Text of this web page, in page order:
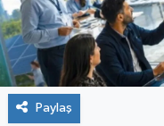
Paylaş